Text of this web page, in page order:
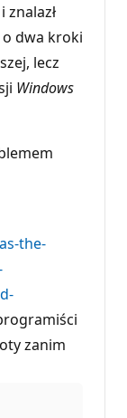
znalazł
dwa kroki
lecz
Windows
the-
zanim